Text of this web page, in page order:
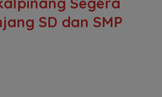
SD dan SMP